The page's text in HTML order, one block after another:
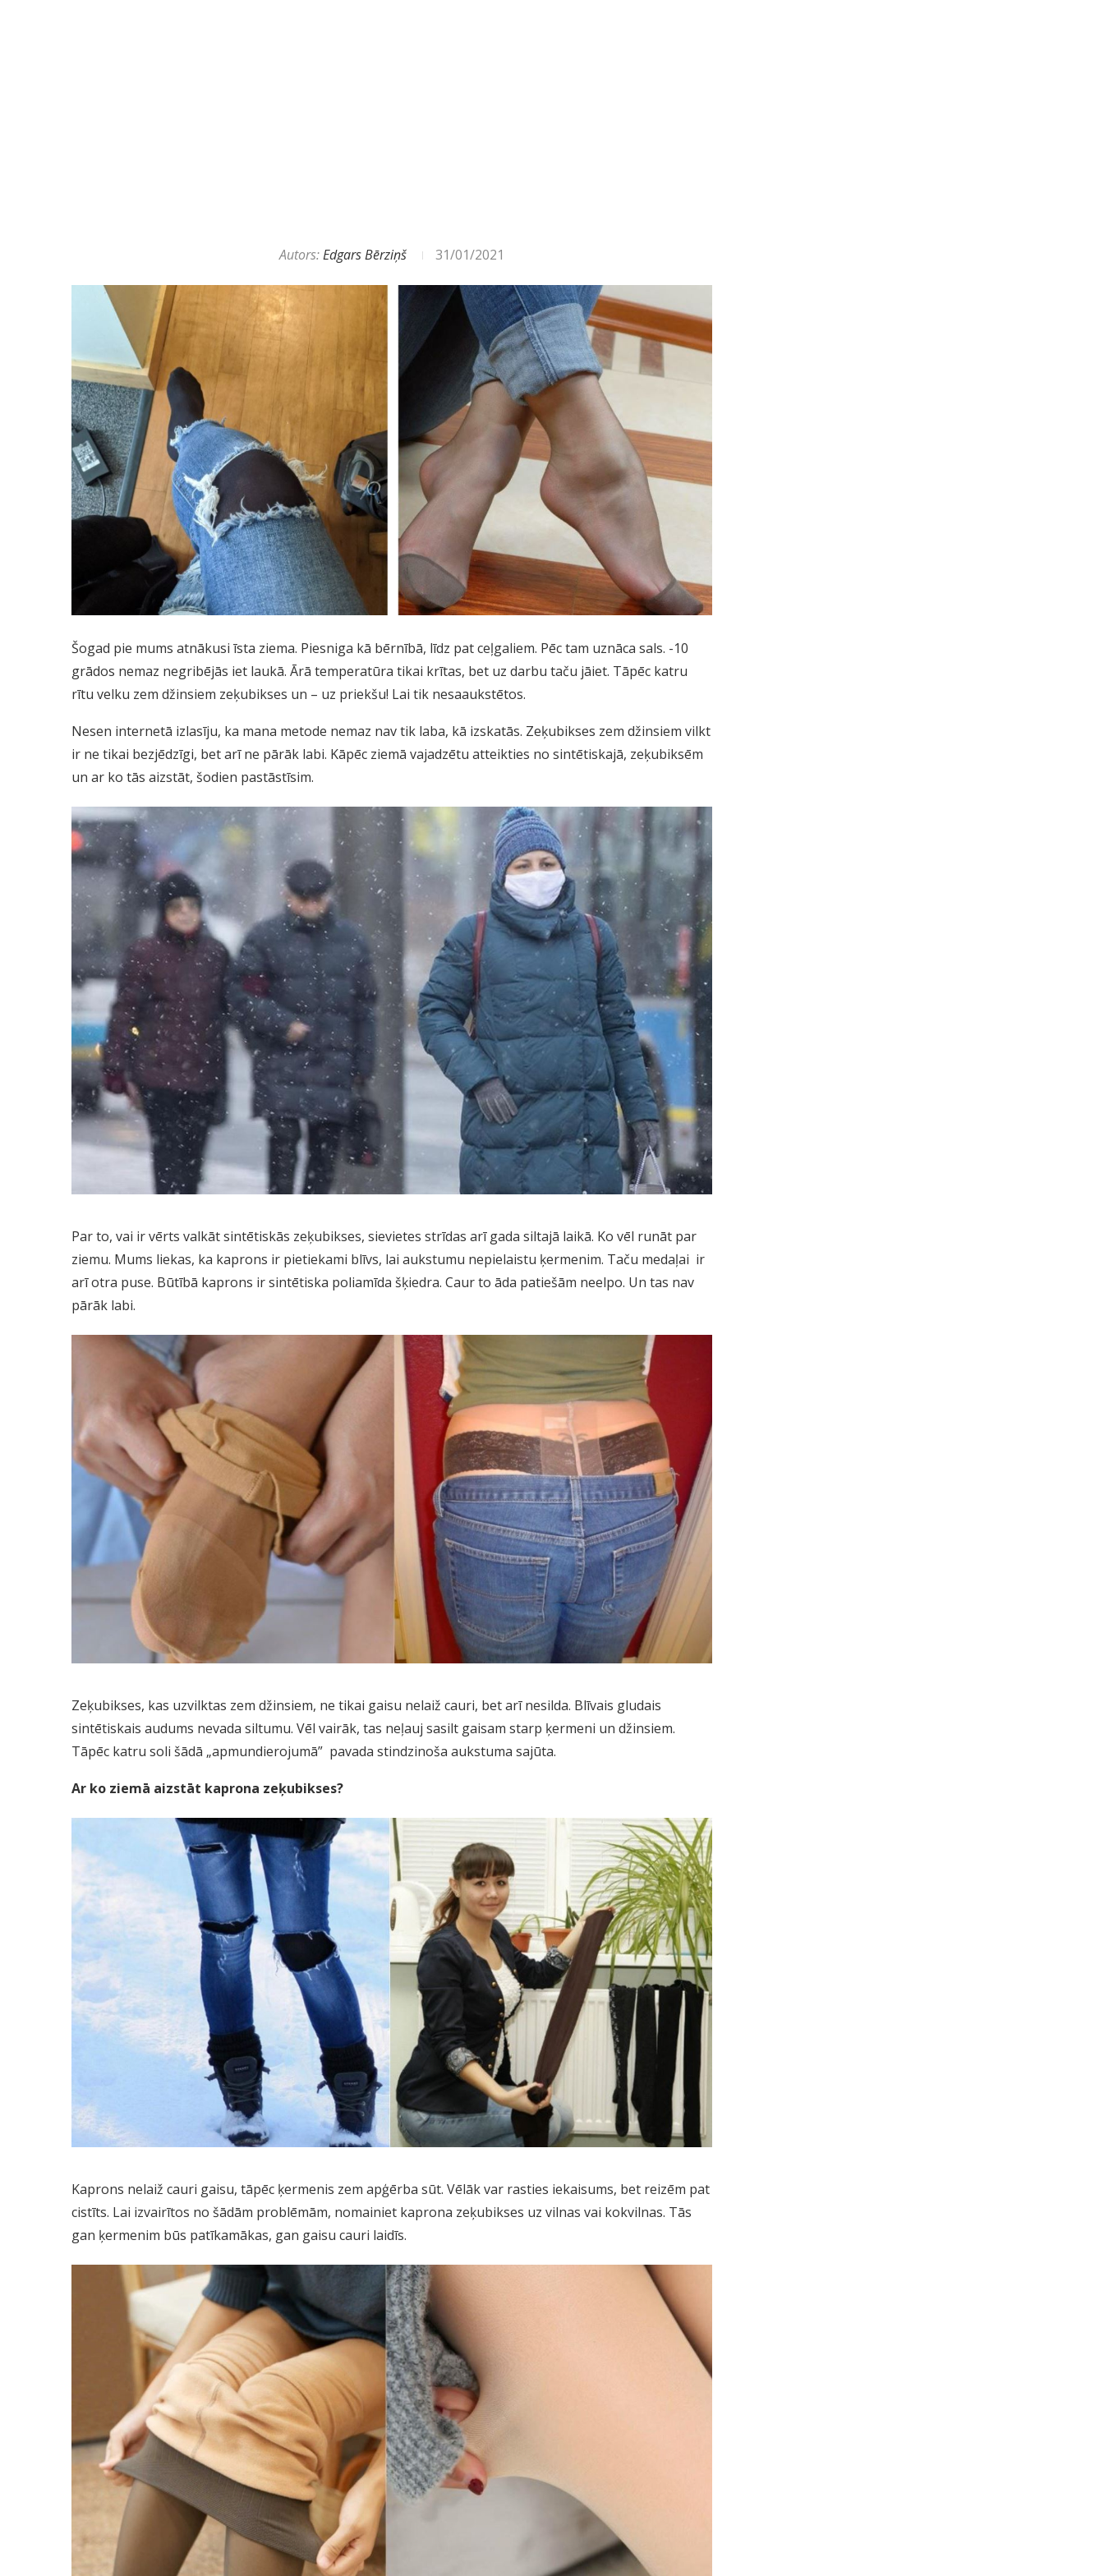
Autors:Edgars Bērziņš 31/01/2021
Šogad pie mums atnākusi īsta ziema. Piesniga kā bērnībā, līdz pat ceļgaliem. Pēc tam uznāca sals. -10
grādos nemaz negribējās iet laukā. Ārā temperatūra tikai krītas, bet uz darbu taču jāiet. Tāpēc katru
rītu velku zem džinsiem zeķubikses un – uz priekšu! Lai tik nesaaukstētos.
Nesen internetā izlasīju, ka mana metode nemaz nav tik laba, kā izskatās. Zeķubikses zem džinsiem vilkt
ir ne tikai bezjēdzīgi, bet arī ne pārāk labi. Kāpēc ziemā vajadzētu atteikties no sintētiskajā, zeķubiksēm
un ar ko tās aizstāt, šodien pastāstīsim.
Par to, vai ir vērts valkāt sintētiskās zeķubikses, sievietes strīdas arī gada siltajā laikā. Ko vēl runāt par
ziemu. Mums liekas, ka kaprons ir pietiekami blīvs, lai aukstumu nepielaistu ķermenim. Taču medaļai ir
arī otra puse. Būtībā kaprons ir sintētiska poliamīda šķiedra. Caur to āda patiešām neelpo. Un tas nav
pārāk labi.
Zeķubikses, kas uzvilktas zem džinsiem, ne tikai gaisu nelaiž cauri, bet arī nesilda. Blīvais gludais
sintētiskais audums nevada siltumu. Vēl vairāk, tas neļauj sasilt gaisam starp ķermeni un džinsiem.
Tāpēc katru soli šādā „apmundierojumā” pavada stindzinoša aukstuma sajūta.
Ar ko ziemā aizstāt kaprona zeķubikses?
Kaprons nelaiž cauri gaisu, tāpēc ķermenis zem apģērba sūt. Vēlāk var rasties iekaisums, bet reizēm pat
cistīts. Lai izvairītos no šādām problēmām, nomainiet kaprona zeķubikses uz vilnas vai kokvilnas. Tās
gan ķermenim būs patīkamākas, gan gaisu cauri laidīs.